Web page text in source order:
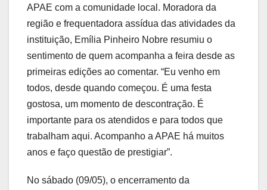
APAE com a comunidade local. Moradora da
região e frequentadora assídua das atividades da
instituição, Emília Pinheiro Nobre resumiu o
sentimento de quem acompanha a feira desde as
primeiras edições ao comentar. “Eu venho em
todos, desde quando começou. É uma festa
gostosa, um momento de descontração. É
importante para os atendidos e para todos que
trabalham aqui. Acompanho a APAE há muitos
anos e faço questão de prestigiar”.
No sábado (09/05), o encerramento da